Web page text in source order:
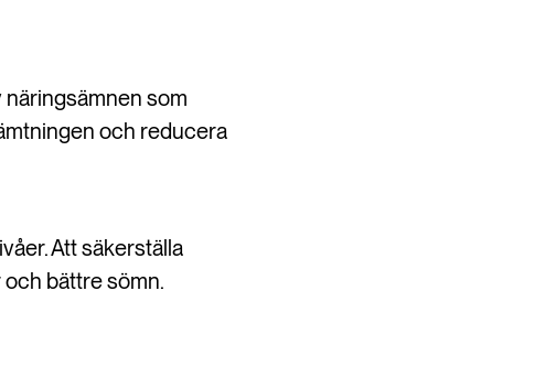
som
och reducera
Att säkerställa
bättre sömn.